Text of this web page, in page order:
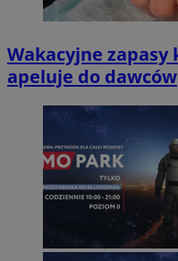
Wakacyjne zapasy
apeluje do dawców